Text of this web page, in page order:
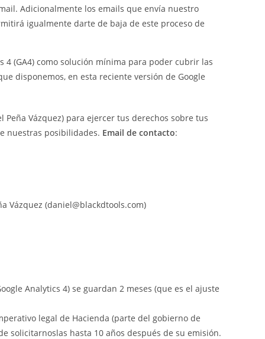
Adicionalmente los emails que envía nuestro
igualmente darte de baja de este proceso de
(GA4) como solución mínima para poder cubrir las
disponemos, en esta reciente versión de Google
Vázquez) para ejercer tus derechos sobre tus
nuestras posibilidades. Email de contacto:
Vázquez (daniel@blackdtools.com)
Analytics 4) se guardan 2 meses (que es el ajuste
legal de Hacienda (parte del gobierno de
solicitarnoslas hasta 10 años después de su emisión.